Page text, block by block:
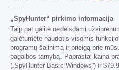
------
„SpyHunter“ pirkimo informacija
Taip pat galite nedelsdami
galėtumėte naudotis visomis
programų šalinimą ir prieigą prie
pagalbos tarnybą. Paprastai kaina
(„SpyHunter Basic Windows“) ir